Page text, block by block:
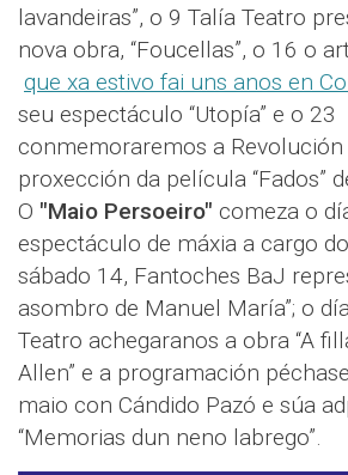
lavandeiras”, o 9 Talía Teatro
nova obra, “Foucellas”, o 16 o
que xa estivo fai uns anos en
seu espectáculo “Utopía” e o 23
conmemoraremos a Revolución
proxección da película “Fados”
O "Maio Persoeiro" comeza o
espectáculo de máxia a cargo
sábado 14, Fantoches BaJ
asombro de Manuel María”; o
Teatro achegaranos a obra “A
Allen” e a programación
maio con Cándido Pazó e súa
“Memorias dun neno labrego”.